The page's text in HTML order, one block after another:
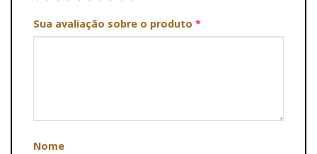
Sua avaliação sobre o produto *
Nome